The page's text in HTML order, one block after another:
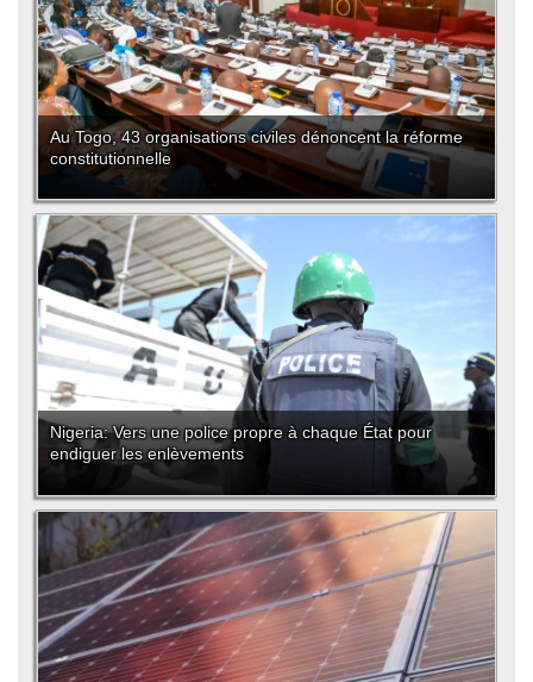
Au Togo, 43 organisations civiles dénoncent la réforme
constitutionnelle
Nigeria: Vers une police propre à chaque État pour
endiguer les enlèvements